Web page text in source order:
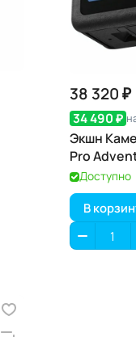
38 320 ₽
34 490 ₽
Экшн
Pro
Доступно
В